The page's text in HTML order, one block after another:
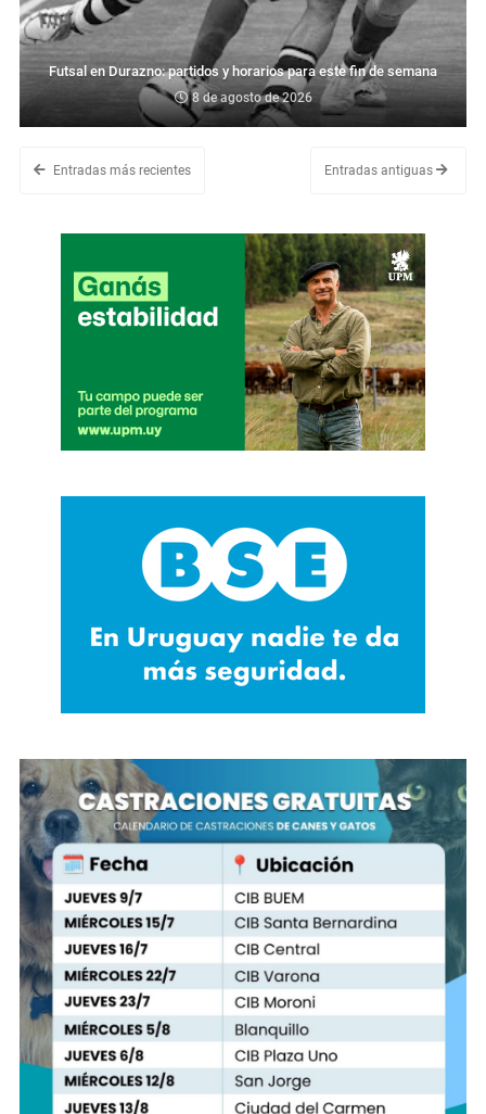
Futsal en Durazno: partidos y horarios para este fin de semana
8 de agosto de 2026
Entradas más recientes Entradas antiguas